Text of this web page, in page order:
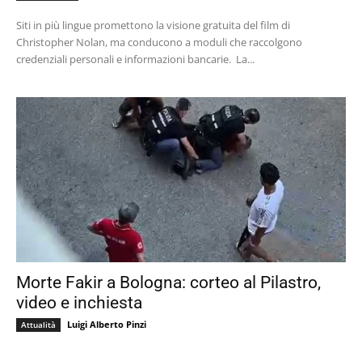
Siti in più lingue promettono la visione gratuita del film di
Christopher Nolan, ma conducono a moduli che raccolgono
credenziali personali e informazioni bancarie. La...
Morte Fakir a Bologna: corteo al Pilastro,
video e inchiesta
Attualità Luigi Alberto Pinzi